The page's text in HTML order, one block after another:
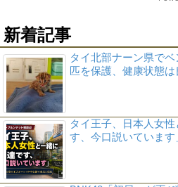
新着記事
タイ北部ナーン県で
匹を保護、健康状態は
タイ王子、日本人女
す、今口説いていま